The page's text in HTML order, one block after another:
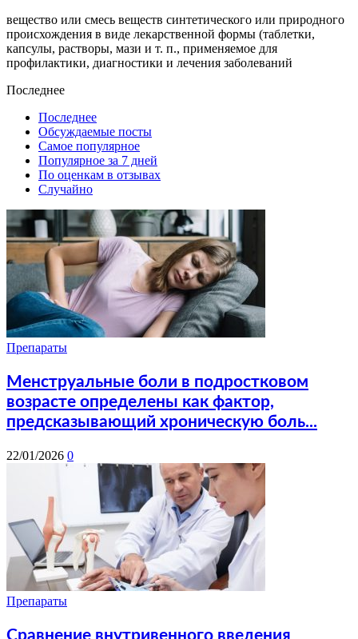
вещество или смесь веществ синтетического или природного
происхождения в виде лекарственной формы (таблетки,
капсулы, растворы, мази и т. п., применяемое для
профилактики, диагностики и лечения заболеваний
Последнее
Последнее
Обсуждаемые посты
Самое популярное
Популярное за 7 дней
По оценкам в отзывах
Случайно
Препараты
Менструальные боли в подростковом
возрасте определены как фактор,
предсказывающий хроническую боль...
22/01/2026 0
Препараты
Сравнение внутривенного введения